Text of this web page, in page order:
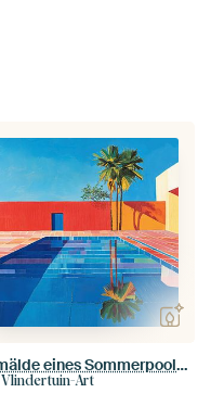
Gemälde eines Sommerpools und bunte Architektur
Vlindertuin-Art